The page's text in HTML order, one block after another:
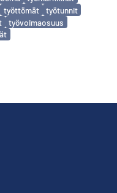
työttömät
työtunnit
työvoimaosuus